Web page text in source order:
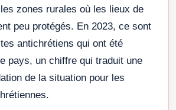
zones rurales où les lieux de
peu protégés. En 2023, ce sont
antichrétiens qui ont été
pays, un chiffre qui traduit une
de la situation pour les